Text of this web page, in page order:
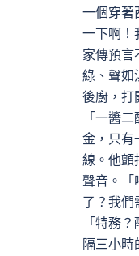
一個穿著
一下啊！
家傳預言
綠、聲如
後廚，打
「一醬
金，只有
線。他顫
聲音。「
了？我們
「特務
隔三小